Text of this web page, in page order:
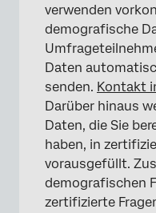
verwenden
demografische
Daten
senden. Kontakt
Darüber hinaus
Daten, die Sie
haben, in
vorausgefüllt.
demografischen
zertifizierte